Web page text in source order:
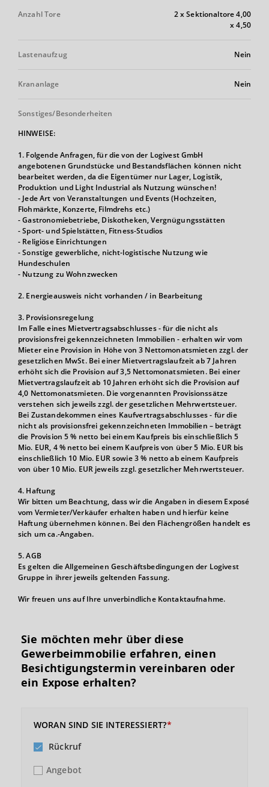
Anzahl Tore
2 x Sektionaltore 4,00
x 4,50
Lastenaufzug Nein
Krananlage Nein
Sonstiges/Besonderheiten
HINWEISE:
1. Folgende Anfragen, für die von der Logivest GmbH
angebotenen Grundstücke und Bestandsflächen können nicht
bearbeitet werden, da die Eigentümer nur Lager, Logistik,
Produktion und Light Industrial als Nutzung wünschen!
- Jede Art von Veranstaltungen und Events (Hochzeiten,
Flohmärkte, Konzerte, Filmdrehs etc.)
- Gastronomiebetriebe, Diskotheken, Vergnügungsstätten
- Sport- und Spielstätten, Fitness-Studios
- Religiöse Einrichtungen
- Sonstige gewerbliche, nicht-logistische Nutzung wie
Hundeschulen
- Nutzung zu Wohnzwecken
2. Energieausweis nicht vorhanden / in Bearbeitung
3. Provisionsregelung
Im Falle eines Mietvertragsabschlusses - für die nicht als
provisionsfrei gekennzeichneten Immobilien - erhalten wir vom
Mieter eine Provision in Höhe von 3 Nettomonatsmieten zzgl. der
gesetzlichen MwSt. Bei einer Mietvertragslaufzeit ab 7 Jahren
erhöht sich die Provision auf 3,5 Nettomonatsmieten. Bei einer
Mietvertragslaufzeit ab 10 Jahren erhöht sich die Provision auf
4,0 Nettomonatsmieten. Die vorgenannten Provisionssätze
verstehen sich jeweils zzgl. der gesetzlichen Mehrwertsteuer.
Bei Zustandekommen eines Kaufvertragsabschlusses - für die
nicht als provisionsfrei gekennzeichneten Immobilien – beträgt
die Provision 5 % netto bei einem Kaufpreis bis einschließlich 5
Mio. EUR, 4 % netto bei einem Kaufpreis von über 5 Mio. EUR bis
einschließlich 10 Mio. EUR sowie 3 % netto ab einem Kaufpreis
von über 10 Mio. EUR jeweils zzgl. gesetzlicher Mehrwertsteuer.
4. Haftung
Wir bitten um Beachtung, dass wir die Angaben in diesem Exposé
vom Vermieter/Verkäufer erhalten haben und hierfür keine
Haftung übernehmen können. Bei den Flächengrößen handelt es
sich um ca.-Angaben.
5. AGB
Es gelten die Allgemeinen Geschäftsbedingungen der Logivest
Gruppe in ihrer jeweils geltenden Fassung.
Wir freuen uns auf Ihre unverbindliche Kontaktaufnahme.
Sie möchten mehr über diese
Gewerbeimmobilie erfahren, einen
Besichtigungs­termin vereinbaren oder
ein Expose erhalten?
WORAN SIND SIE INTERESSIERT?
Rückruf
Angebot